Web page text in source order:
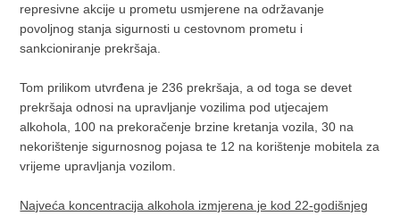
represivne akcije u prometu usmjerene na održavanje
povoljnog stanja sigurnosti u cestovnom prometu i
sankcioniranje prekršaja.
Tom prilikom utvrđena je 236 prekršaja, a od toga se devet
prekršaja odnosi na upravljanje vozilima pod utjecajem
alkohola, 100 na prekoračenje brzine kretanja vozila, 30 na
nekorištenje sigurnosnog pojasa te 12 na korištenje mobitela za
vrijeme upravljanja vozilom.
Najveća koncentracija alkohola izmjerena je kod 22-godišnjeg